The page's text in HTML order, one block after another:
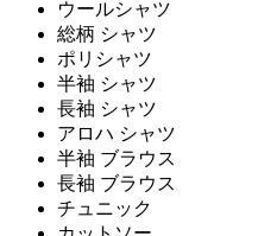
ウールシャツ
総柄 シャツ
ポリシャツ
半袖 シャツ
長袖 シャツ
アロハ シャツ
半袖 ブラウス
長袖 ブラウス
チュニック